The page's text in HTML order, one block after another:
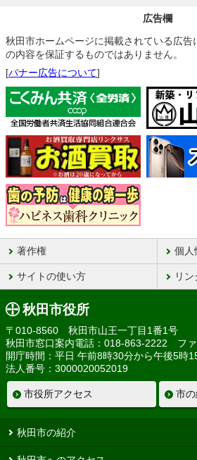
広告欄
秋田市ホームページに掲載されている広告
の内容を保証するものではありません。
[バナー広告について]
著作権 個人
サイトの使い方 リ
秋田市役所
〒010-8560 秋田市山王一丁目1番1号
秋田市窓口案内電話：018-863-2222 フ
開庁時間：平日 午前8時30分から午後5時
法人番号：3000020052019
市役所アクセス 市
秋田市の紹介